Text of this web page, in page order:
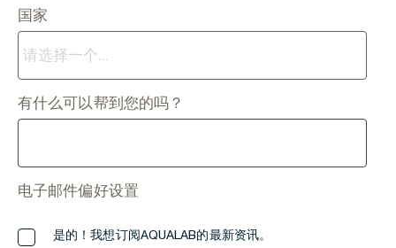
国家
有什么可以帮到您的吗？
电子邮件偏好设置
是的！我想订阅AQUALAB的最新资讯。